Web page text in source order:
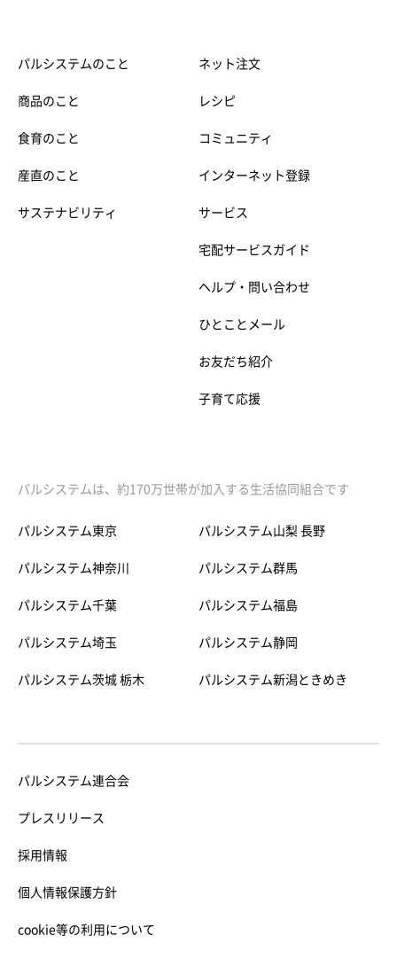
パルシステムのこと
商品のこと
食育のこと
産直のこと
サステナビリティ
ネット注文
レシピ
コミュニティ
インターネット登録
サービス
宅配サービスガイド
ヘルプ・問い合わせ
ひとことメール
お友だち紹介
子育て応援
パルシステムは、約170万世帯が加入する生活協同組合です
パルシステム東京
パルシステム神奈川
パルシステム千葉
パルシステム埼玉
パルシステム茨城 栃木
パルシステム山梨 長野
パルシステム群馬
パルシステム福島
パルシステム静岡
パルシステム新潟ときめき
パルシステム連合会
プレスリリース
採用情報
個人情報保護方針
cookie等の利用について